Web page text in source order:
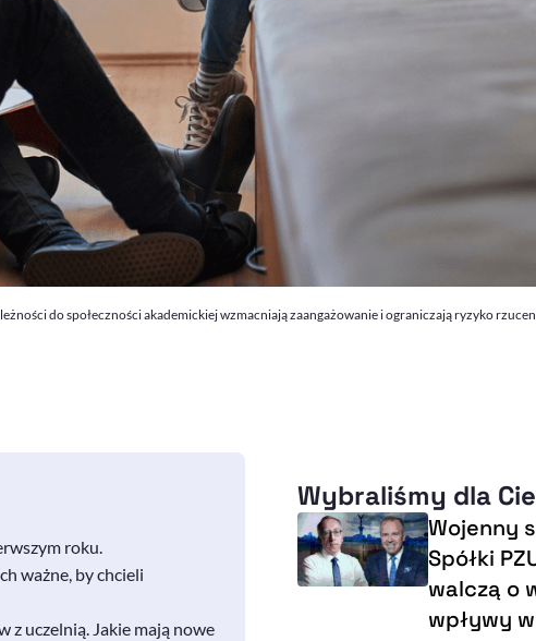
do społeczności akademickiej wzmacniają zaangażowanie i ograniczają ryzyko
roku.
ważne, by chcieli
uczelnią. Jakie mają nowe
Wybraliśmy dla
Wojenny
Spółki
walczą o
wpływy